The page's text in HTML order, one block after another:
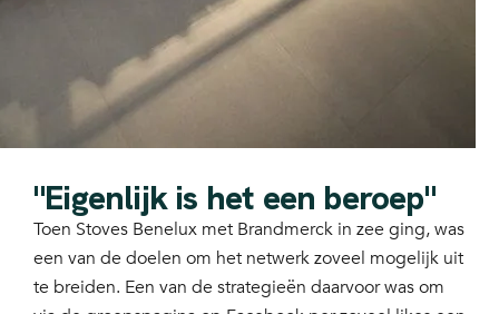
"Eigenlijk is het een beroep"
Toen Stoves Benelux met Brandmerck in zee ging, was
een van de doelen om het netwerk zoveel mogelijk uit
te breiden. Een van de strategieën daarvoor was om